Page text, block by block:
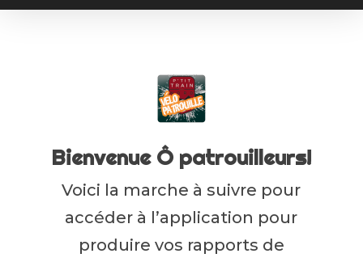
Bienvenue Ô patrouilleurs!
Voici la marche à suivre pour
accéder à l’application pour
produire vos rapports de